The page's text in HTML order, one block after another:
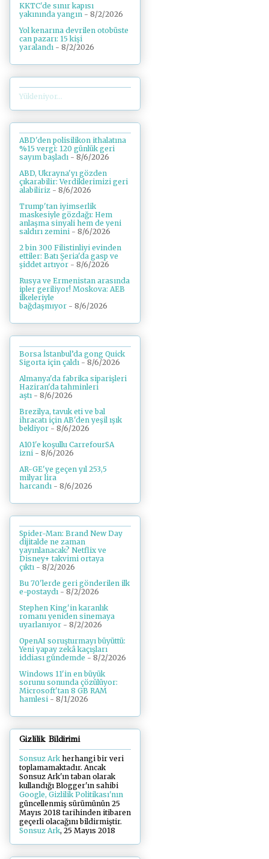
KKTC'de sınır kapısı
yakınında yangın - 8/2/2026
Yol kenarına devrilen otobüste
can pazarı: 15 kişi
yaralandı - 8/2/2026
Yükleniyor...
ABD'den polisilikon ithalatına
%15 vergi: 120 günlük geri
sayım başladı - 8/6/2026
ABD, Ukrayna'yı gözden
çıkarabilir: Verdiklerimizi geri
alabiliriz - 8/6/2026
Trump'tan iyimserlik
maskesiyle gözdağı: Hem
anlaşma sinyali hem de yeni
saldırı zemini - 8/6/2026
2 bin 300 Filistinliyi evinden
ettiler: Batı Şeria'da gasp ve
şiddet artıyor - 8/6/2026
Rusya ve Ermenistan arasında
ipler geriliyor! Moskova: AEB
ilkeleriyle
bağdaşmıyor - 8/6/2026
Borsa İstanbul’da gong Quick
Sigorta için çaldı - 8/6/2026
Almanya'da fabrika siparişleri
Haziran'da tahminleri
aştı - 8/6/2026
Brezilya, tavuk eti ve bal
ihracatı için AB'den yeşil ışık
bekliyor - 8/6/2026
A101'e koşullu CarrefourSA
izni - 8/6/2026
AR-GE'ye geçen yıl 253,5
milyar lira
harcandı - 8/6/2026
Spider-Man: Brand New Day
dijitalde ne zaman
yayınlanacak? Netflix ve
Disney+ takvimi ortaya
çıktı - 8/2/2026
Bu 70'lerde geri gönderilen ilk
e-postaydı - 8/2/2026
Stephen King'in karanlık
romanı yeniden sinemaya
uyarlanıyor - 8/2/2026
OpenAI soruşturmayı büyüttü:
Yeni yapay zekâ kaçışları
iddiası gündemde - 8/2/2026
Windows 11'in en büyük
sorunu sonunda çözülüyor:
Microsoft'tan 8 GB RAM
hamlesi - 8/1/2026
Gizlilik Bildirimi
Sonsuz Arkherhangi bir veri
toplamamaktadır. Ancak
Sonsuz Ark'ın taban olarak
kullandığı Blogger'ın sahibi
Google, Gizlilik Politikası'nın
güncellenmiş sürümünün 25
Mayıs 2018 tarihinden itibaren
geçerli olacağını bildirmiştir.
Sonsuz Ark, 25 Mayıs 2018